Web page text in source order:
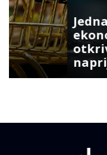
Jedna zemlja
ekonomije
otkrivaju ko
naprijed